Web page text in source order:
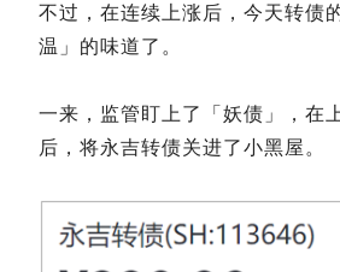
不过，在连续上涨后，今天转债
温」的味道了。
一来，监管盯上了「妖债」，在
后，将永吉转债关进了小黑屋。